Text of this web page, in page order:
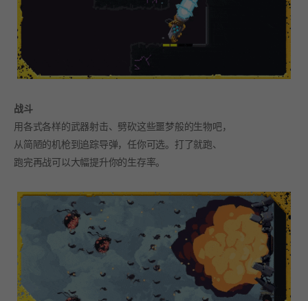
战斗
用各式各样的武器射击、劈砍这些噩梦般的生物吧，
从简陋的机枪到追踪导弹，任你可选。打了就跑、
跑完再战可以大幅提升你的生存率。